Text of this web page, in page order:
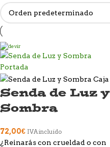
Senda de Luz y
Sombra
72,00€ IVA incluido
¿Reinarás con crueldad o con